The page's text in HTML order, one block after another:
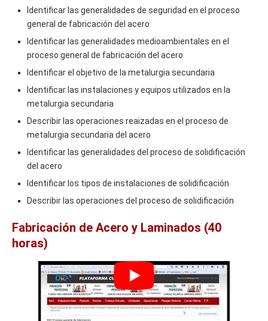
Identificar las generalidades de seguridad en el proceso
general de fabricación del acero
Identificar las generalidades medioambientales en el
proceso general de fabricación del acero
Identificar el objetivo de la metalurgia secundaria
Identificar las instalaciones y equipos utilizados en la
metalurgia secundaria
Describir las operaciones reaizadas en el proceso de
metalurgia secundaria del acero
Identificar las generalidades del proceso de solidificación
del acero
Identificar los tipos de instalaciones de solidificación
Describir las operaciones del proceso de solidificación
Fabricación de Acero y Laminados (40
horas)